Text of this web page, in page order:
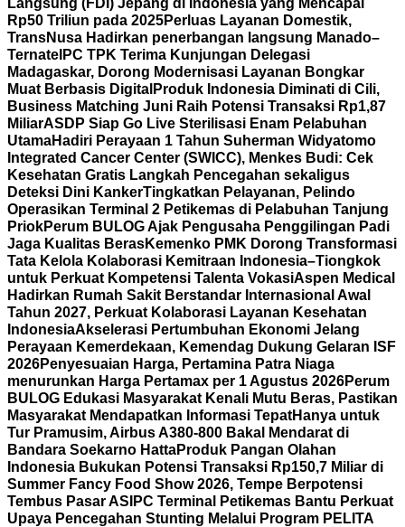
Langsung (FDI) Jepang di Indonesia yang Mencapai
Rp50 Triliun pada 2025Perluas Layanan Domestik,
TransNusa Hadirkan penerbangan langsung Manado–
Ternate IPC TPK Terima Kunjungan Delegasi
Madagaskar, Dorong Modernisasi Layanan Bongkar
Muat Berbasis Digital Produk Indonesia Diminati di Cili,
Business Matching Juni Raih Potensi Transaksi Rp1,87
MiliarASDP Siap Go Live Sterilisasi Enam Pelabuhan
UtamaHadiri Perayaan 1 Tahun Suherman Widyatomo
Integrated Cancer Center (SWICC), Menkes Budi: Cek
Kesehatan Gratis Langkah Pencegahan sekaligus
Deteksi Dini KankerTingkatkan Pelayanan, Pelindo
Operasikan Terminal 2 Petikemas di Pelabuhan Tanjung
PriokPerum BULOG Ajak Pengusaha Penggilingan Padi
Jaga Kualitas BerasKemenko PMK Dorong Transformasi
Tata Kelola Kolaborasi Kemitraan Indonesia–Tiongkok
untuk Perkuat Kompetensi Talenta VokasiAspen Medical
Hadirkan Rumah Sakit Berstandar Internasional Awal
Tahun 2027, Perkuat Kolaborasi Layanan Kesehatan
IndonesiaAkselerasi Pertumbuhan Ekonomi Jelang
Perayaan Kemerdekaan, Kemendag Dukung Gelaran ISF
2026Penyesuaian Harga, Pertamina Patra Niaga
menurunkan Harga Pertamax per 1 Agustus 2026Perum
BULOG Edukasi Masyarakat Kenali Mutu Beras, Pastikan
Masyarakat Mendapatkan Informasi TepatHanya untuk
Tur Pramusim, Airbus A380-800 Bakal Mendarat di
Bandara Soekarno HattaProduk Pangan Olahan
Indonesia Bukukan Potensi Transaksi Rp150,7 Miliar di
Summer Fancy Food Show 2026, Tempe Berpotensi
Tembus Pasar AS IPC Terminal Petikemas Bantu Perkuat
Upaya Pencegahan Stunting Melalui Program PELITA